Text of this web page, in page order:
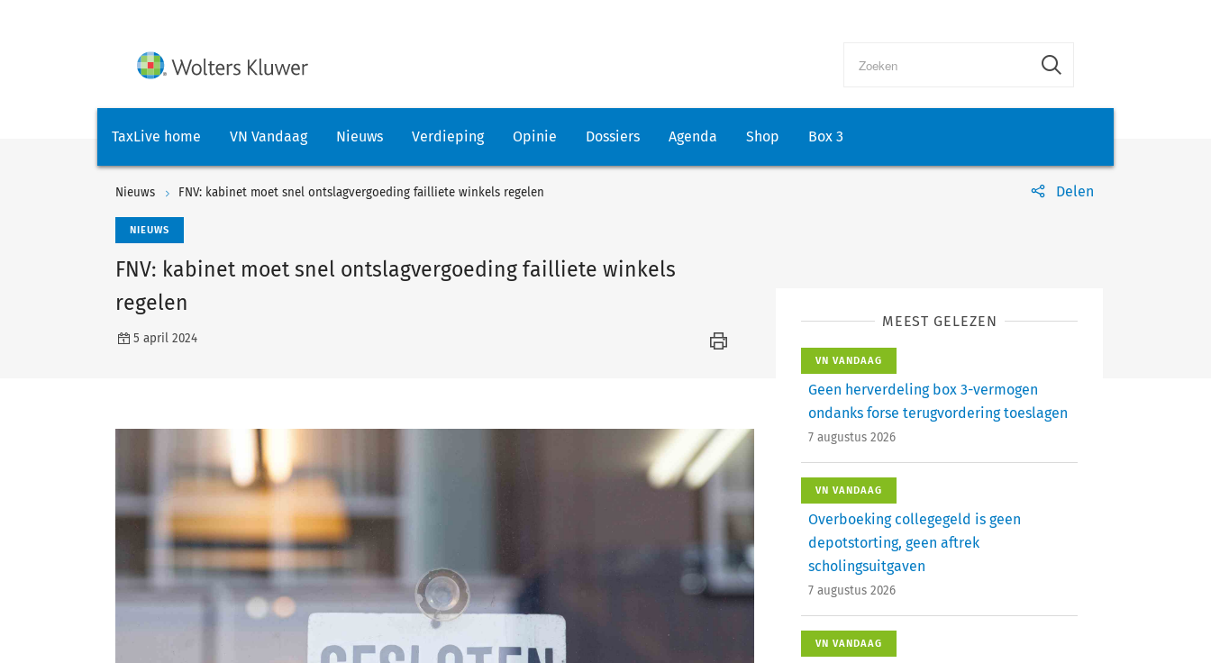
TaxLive home VN Vandaag Nieuws Verdieping Opinie Dossiers Agenda Shop Box 3
Nieuws FNV: kabinet moet snel ontslagvergoeding failliete winkels regelen Delen
NIEUWS
FNV: kabinet moet snel ontslagvergoeding failliete winkels
regelen
5 april 2024
MEEST GELEZEN
VN VANDAAG
Geen herverdeling box 3-vermogen
ondanks forse terugvordering toeslagen
7 augustus 2026
VN VANDAAG
Overboeking collegegeld is geen
depotstorting, geen aftrek
scholingsuitgaven
7 augustus 2026
VN VANDAAG